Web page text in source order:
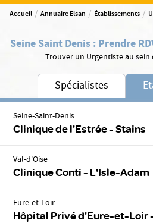
Accueil / Annuaire Elsan / Établissements /
Seine Saint Denis: Prendre
Trouver un Urgentiste au sein
Spécialistes
Seine-Saint-Denis
Clinique de l'Estrée - Stains
Val-d'Oise
Clinique Conti - L'Isle-Adam
Eure-et-Loir
Hôpital Privé d'Eure-et-Loir